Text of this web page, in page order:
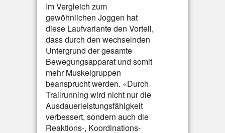
Im Vergleich zum
gewöhnlichen Joggen hat
diese Laufvariante den Vorteil,
dass durch den wechselnden
Untergrund der gesamte
Bewegungsapparat und somit
mehr Muskelgruppen
beansprucht werden. «Durch
Trailrunning wird nicht nur die
Ausdauerleistungsfähigkeit
verbessert, sondern auch die
Reaktions-, Koordinations-